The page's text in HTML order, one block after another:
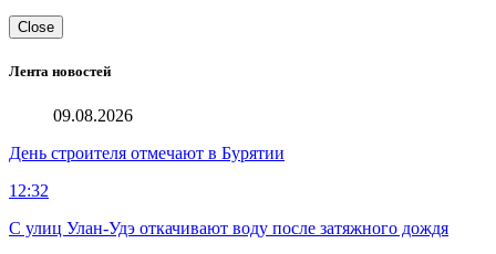
Close
Лента новостей
09.08.2026
День строителя отмечают в Бурятии
12:32
С улиц Улан-Удэ откачивают воду после затяжного дождя